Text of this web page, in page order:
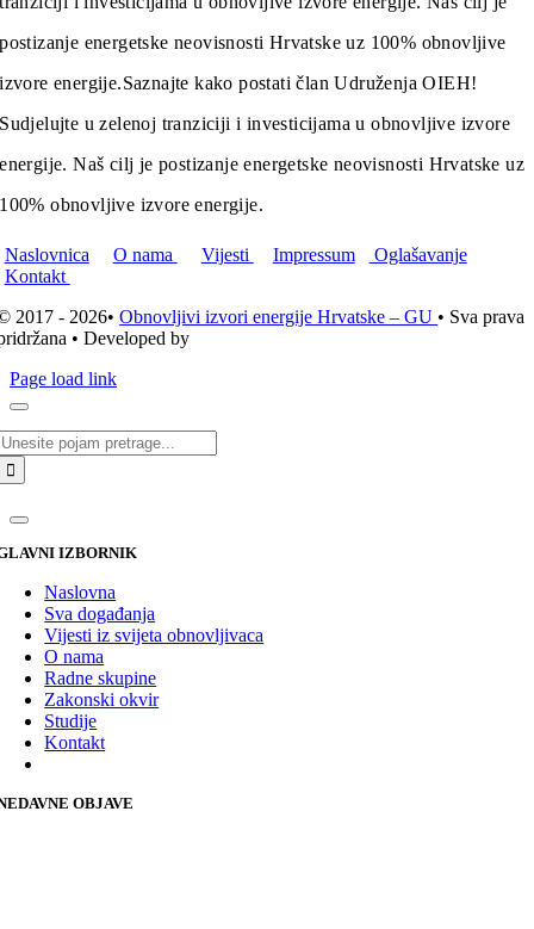
postizanje energetske neovisnosti Hrvatske uz 100% obnovljive
izvore energije.Saznajte kako postati član Udruženja OIEH!
Sudjelujte u zelenoj tranziciji i investicijama u obnovljive izvore
energije. Naš cilj je postizanje energetske neovisnosti Hrvatske uz
100% obnovljive izvore energije.
Naslovnica O nama Vijesti Impressum
Oglašavanje
Kontakt
2017 - 2026•Obnovljivi izvori energije Hrvatske – GU • Sva prava
• Developed by
Page load link
IZBORNIK
Naslovna
Sva događanja
Vijesti iz svijeta obnovljivaca
O nama
Radne skupine
Zakonski okvir
Studije
Kontakt
OBJAVE